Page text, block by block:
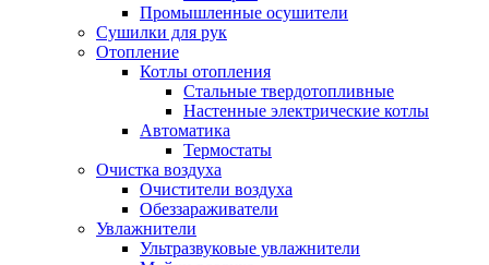
Промышленные осушители
Сушилки для рук
Отопление
Котлы отопления
Стальные твердотопливные
Настенные электрические котлы
Автоматика
Термостаты
Очистка воздуха
Очистители воздуха
Обеззараживатели
Увлажнители
Ультразвуковые увлажнители